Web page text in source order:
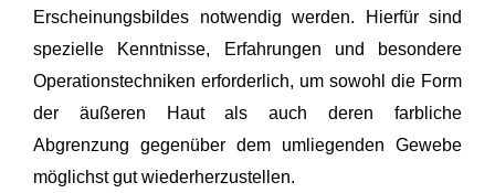
Erscheinungsbildes notwendig werden. Hierfür sind
spezielle Kenntnisse, Erfahrungen und besondere
Operationstechniken erforderlich, um sowohl die Form
der äußeren Haut als auch deren farbliche
Abgrenzung gegenüber dem umliegenden Gewebe
möglichst gut wiederherzustellen.